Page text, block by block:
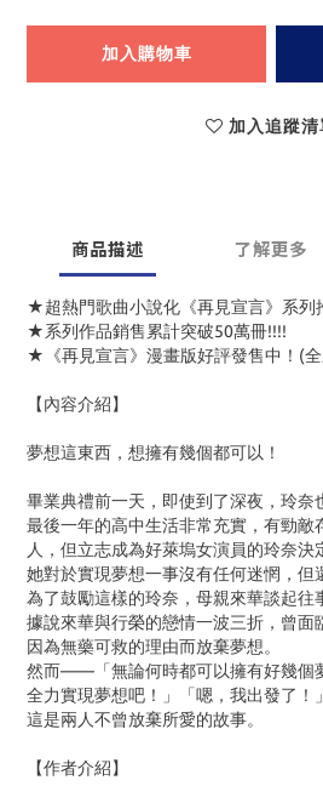
加入購物車
加入追蹤清
商品描述 了解更多
★超熱門歌曲小說化《再見宣言》系列
★系列作品銷售累計突破50萬冊!!!!
★《再見宣言》漫畫版好評發售中！(
【內容介紹】
夢想這東西，想擁有幾個都可以！
畢業典禮前一天，即使到了深夜，玲奈
最後一年的高中生活非常充實，有勁敵
人，但立志成為好萊塢女演員的玲奈決
她對於實現夢想一事沒有任何迷惘，但
為了鼓勵這樣的玲奈，母親來華談起往
據說來華與行榮的戀情一波三折，曾面
因為無藥可救的理由而放棄夢想。
然而——「無論何時都可以擁有好幾個
全力實現夢想吧！」「嗯，我出發了！」
這是兩人不曾放棄所愛的故事。
【作者介紹】